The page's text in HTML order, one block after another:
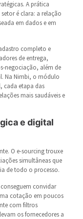
A prática
é clara: a relação
em dados e em
completo e
de entrega,
negociação, além de
Na Nimbi, o módulo
cada etapa das
mais saudáveis e
e digital
O e-sourcing trouxe
simultâneas que
de todo o processo.
convidar
cotação em poucos
com filtros
os fornecedores a